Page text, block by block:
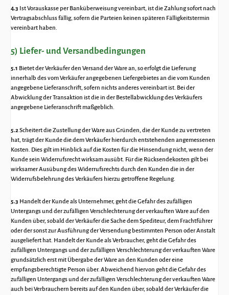
4.3 Ist Vorauskasse per Banküberweisung vereinbart, ist die Zahlung sofort nach
Vertragsabschluss fällig, sofern die Parteien keinen späteren Fälligkeitstermin
vereinbart haben.
5) Liefer- und Versandbedingungen
5.1 Bietet der Verkäufer den Versand der Ware an, so erfolgt die Lieferung
innerhalb des vom Verkäufer angegebenen Liefergebietes an die vom Kunden
angegebene Lieferanschrift, sofern nichts anderes vereinbart ist. Bei der
Abwicklung der Transaktion ist die in der Bestellabwicklung des Verkäufers
angegebene Lieferanschrift maßgeblich.
5.2Scheitert die Zustellung der Ware aus Gründen, die der Kunde zu vertreten
hat, trägt der Kunde die dem Verkäufer hierdurch entstehenden angemessenen
Kosten. Dies gilt im Hinblick auf die Kosten für die Hinsendung nicht, wenn der
Kunde sein Widerrufsrecht wirksam ausübt. Für die Rücksendekosten gilt bei
wirksamer Ausübung des Widerrufsrechts durch den Kunden die in der
Widerrufsbelehrung des Verkäufers hierzu getroffene Regelung.
5.3 Handelt der Kunde als Unternehmer, geht die Gefahr des zufälligen
Untergangs und der zufälligen Verschlechterung der verkauften Ware auf den
Kunden über, sobald der Verkäufer die Sache dem Spediteur, dem Frachtführer
oder der sonst zur Ausführung der Versendung bestimmten Person oder Anstalt
ausgeliefert hat. Handelt der Kunde als Verbraucher, geht die Gefahr des
zufälligen Untergangs und der zufälligen Verschlechterung der verkauften Ware
grundsätzlich erst mit Übergabe der Ware an den Kunden oder eine
empfangsberechtigte Person über. Abweichend hiervon geht die Gefahr des
zufälligen Untergangs und der zufälligen Verschlechterung der verkauften Ware
auch bei Verbrauchern bereits auf den Kunden über, sobald der Verkäufer die